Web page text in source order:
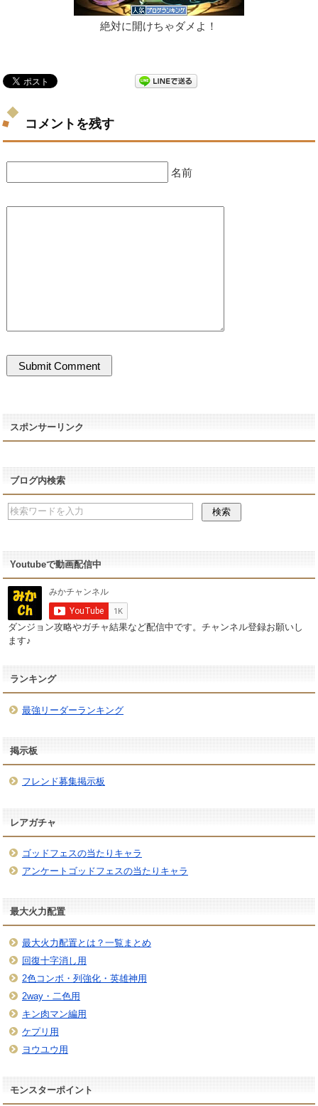
絶対に開けちゃダメよ！
コメントを残す
名前
スポンサーリンク
ブログ内検索
Youtubeで動画配信中
ダンジョン攻略やガチャ結果など配信中です。チャンネル登録お願いし
ます♪
ランキング
最強リーダーランキング
掲示板
フレンド募集掲示板
レアガチャ
ゴッドフェスの当たりキャラ
アンケートゴッドフェスの当たりキャラ
最大火力配置
最大火力配置とは？一覧まとめ
回復十字消し用
2色コンボ・列強化・英雄神用
2way・二色用
キン肉マン編用
ケプリ用
ヨウユウ用
モンスターポイント